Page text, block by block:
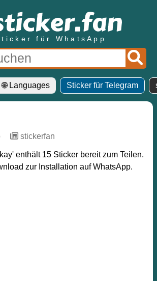
für WhatsApp
🌐 Languages Sticker für Telegram
stickerfan
enthält 15 Sticker bereit zum Teilen.
zur Installation auf WhatsApp.